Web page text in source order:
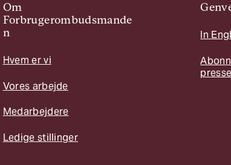
Om
Forbrugerombudsmande
n
Hvem er vi
Vores arbejde
Medarbejdere
Ledige stillinger
In